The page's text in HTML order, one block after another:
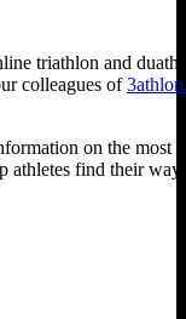
triathlon and
colleagues of
on the most
athletes find their way